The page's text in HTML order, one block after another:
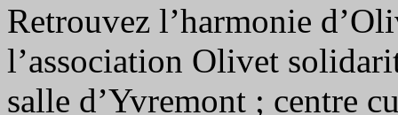
Retrouvez l’harmonie
l’association Olivet
salle d’Yvremont ; centre